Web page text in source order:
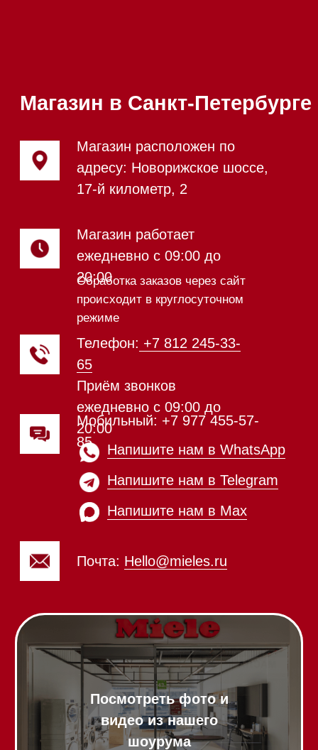
Винные холодильники
Посудомоечные машины 60 см
Выставочные образцы
Аксессуары
Пылесосы
Профессиональная
техника
Подогреватели посуды и пищи
Встраиваемые
Вакууматоры
Пароварки
Соло кофемашины
Вытяжки встраиваемые
Модульные панели SmartLine
Духовые шкафы с СВЧ
Духовые шкафы
Микроволновые печи (СВЧ)
Гладильные
Стеклокерамические варочные
Индукционные варочные панели
Газовые варочные панели
Стирально-сушильные машины
Посудомоечные машины